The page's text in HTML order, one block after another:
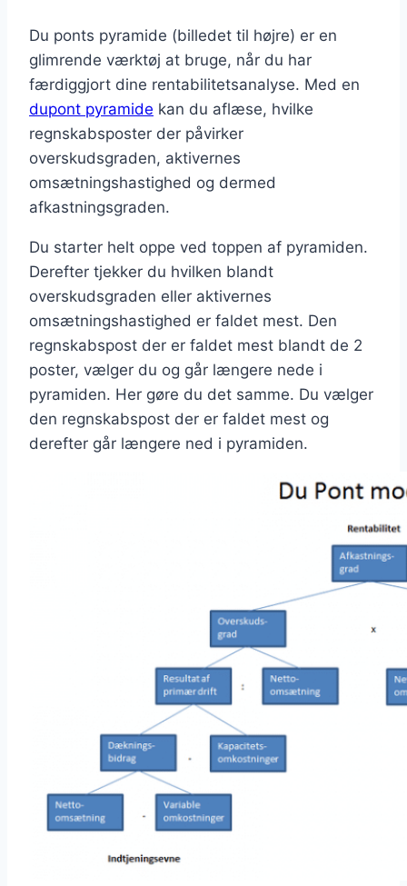
Du ponts pyramide (billedet til højre) er en
glimrende værktøj at bruge, når du har
færdiggjort dine rentabilitetsanalyse. Med en
dupont pyramide kan du aflæse, hvilke
regnskabsposter der påvirker
overskudsgraden, aktivernes
omsætningshastighed og dermed
afkastningsgraden.
Du starter helt oppe ved toppen af pyramiden.
Derefter tjekker du hvilken blandt
overskudsgraden eller aktivernes
omsætningshastighed er faldet mest. Den
regnskabspost der er faldet mest blandt de 2
poster, vælger du og går længere nede i
pyramiden. Her gøre du det samme. Du vælger
den regnskabspost der er faldet mest og
derefter går længere ned i pyramiden.